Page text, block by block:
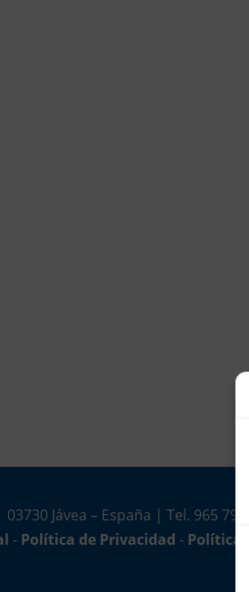
Jávea – España | Tel. 965
-Política de Privacidad - Política